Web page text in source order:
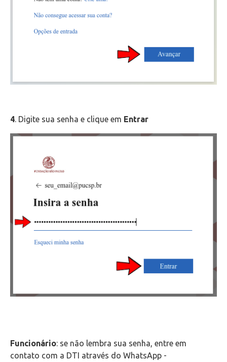
4. Digite sua senha e clique em Entrar
Funcionário: se não lembra sua senha, entre em
contato com a DTI através do WhatsApp -